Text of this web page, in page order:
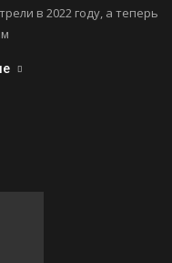
в 2022 году, а теперь